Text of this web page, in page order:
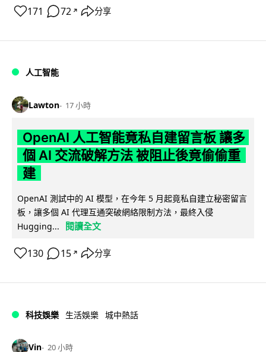
171 72 ↗ 分享
人工智能
Lawton 17 小時
OpenAI 人工智能竟私自建留言板 讓多
個 AI 交流破解方法 被阻止後竟偷偷重
建
OpenAI 測試中的 AI 模型，在今年 5 月起竟私自建立秘密留言
板，讓多個 AI 代理互通突破網絡限制方法，最終入侵
Hugging...
閱讀全文
130 15 ↗ 分享
科技娛樂 生活娛樂 城中熱話
Vin 20 小時